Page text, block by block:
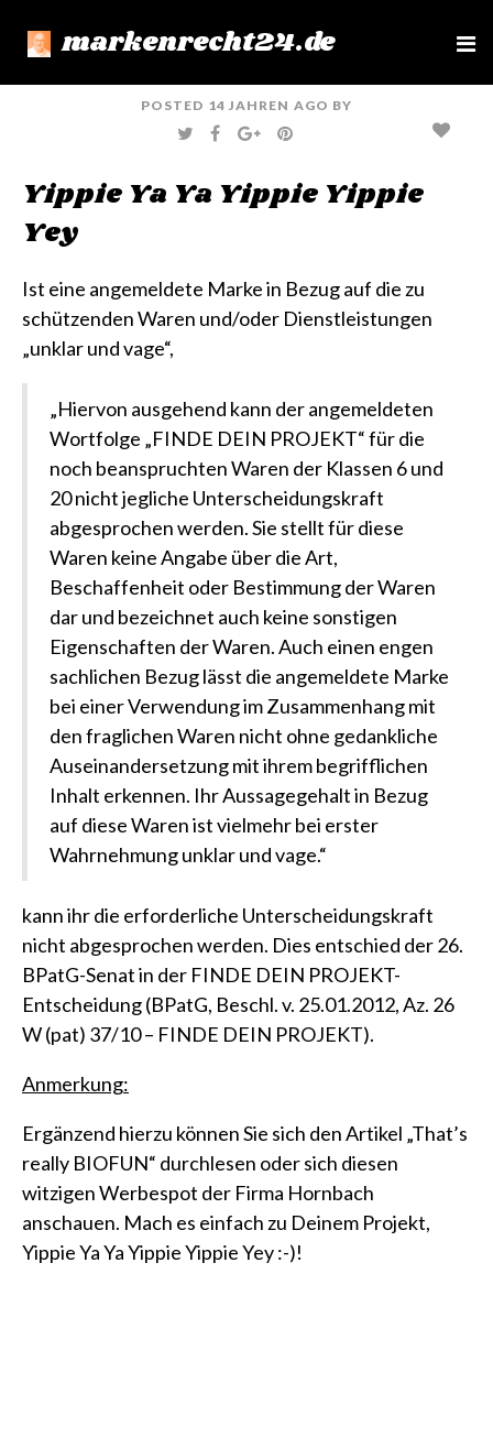
markenrecht24.de
e
POSTED 14 JAHREN AGO BY
T
W
T
E
F
A
O
G
O
L
E
P
I
R
E
Yippie Ya Ya Yippie Yippie
Yey
Ist eine angemeldete Marke in Bezug auf die zu
schützenden Waren und/oder Dienstleistungen
„unklar und vage“,
„Hiervon ausgehend kann der angemeldeten
Wortfolge „FINDE DEIN PROJEKT“ für die
noch beanspruchten Waren der Klassen 6 und
20 nicht jegliche Unterscheidungskraft
abgesprochen werden. Sie stellt für diese
Waren keine Angabe über die Art,
Beschaffenheit oder Bestimmung der Waren
dar und bezeichnet auch keine sonstigen
Eigenschaften der Waren. Auch einen engen
sachlichen Bezug lässt die angemeldete Marke
bei einer Verwendung im Zusammenhang mit
den fraglichen Waren nicht ohne gedankliche
Auseinandersetzung mit ihrem begrifflichen
Inhalt erkennen. Ihr Aussagegehalt in Bezug
auf diese Waren ist vielmehr bei erster
Wahrnehmung unklar und vage.“
kann ihr die erforderliche Unterscheidungskraft
nicht abgesprochen werden. Dies entschied der 26.
BPatG-Senat in der FINDE DEIN PROJEKT-
Entscheidung(BPatG, Beschl. v. 25.01.2012, Az. 26
W (pat) 37/10 – FINDE DEIN PROJEKT).
Anmerkung:
Ergänzend hierzu können Sie sich den Artikel „That’s
really BIOFUN“ durchlesen oder sich diesen
witzigenWerbespot der Firma Hornbach
anschauen. Mach es einfach zu Deinem Projekt,
Yippie Ya Ya Yippie Yippie Yey :-)!